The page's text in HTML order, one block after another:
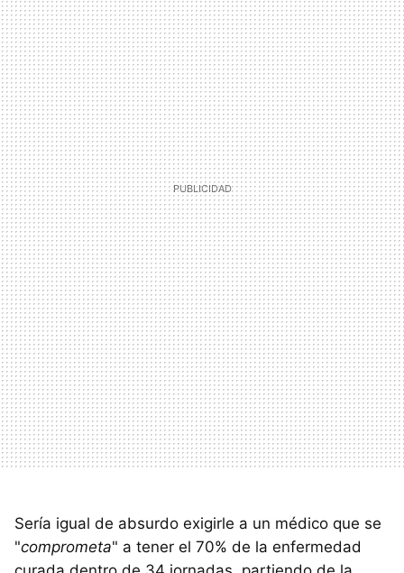
Sería igual de absurdo exigirle a un médico que se
"comprometa" a tener el 70% de la enfermedad